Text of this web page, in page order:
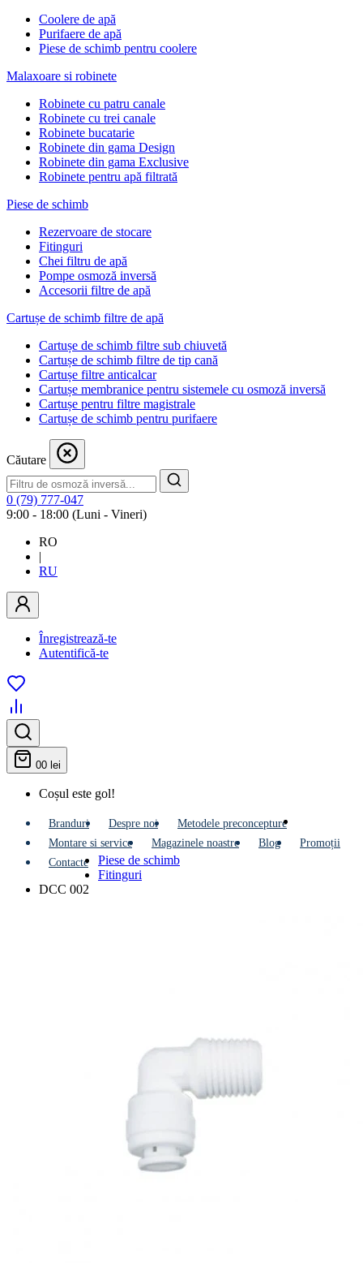
Сoolere de apă
Purifaere de apă
Piese de schimb pentru coolere
Malaxoare si robinete
Robinete cu patru canale
Robinete cu trei canale
Robinete bucatarie
Robinete din gama Design
Robinete din gama Exclusive
Robinete pentru apă filtrată
Piese de schimb
Rezervoare de stocare
Fitinguri
Chei filtru de apă
Pompe osmoză inversă
Accesorii filtre de apă
Cartușe de schimb filtre de apă
Cartușe de schimb filtre sub chiuvetă
Cartușe de schimb filtre de tip cană
Cartușe filtre anticalcar
Cartușe membranice pentru sistemele cu osmoză inversă
Cartușe pentru filtre magistrale
Cartușe de schimb pentru purifaere
Căutare
0 (79) 777-047
9:00 - 18:00 (Luni - Vineri)
RO
|
RU
Înregistrează-te
Autentifică-te
00 lei
Coșul este gol!
Branduri Despre noi
Metodele preconcepture
Montare si service
Мagazinele noastre Blog
Promoții
Contacte
Piese de schimb
Fitinguri
DCC 002